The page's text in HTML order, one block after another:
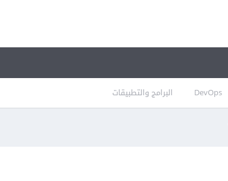
DevOps البرامج والتطبيقات